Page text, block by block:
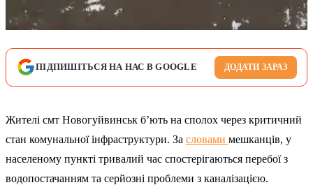
ПІДПИШІТЬСЯ НА НАС В GOOGLE ДОДАТИ ЗАРАЗ
Жителі смт Новогуйвинськ б’ють на сполох через критичний
стан комунальної інфраструктури. За словами мешканців, у
населеному пункті тривалий час спостерігаються перебої з
водопостачанням та серйозні проблеми з каналізацією.